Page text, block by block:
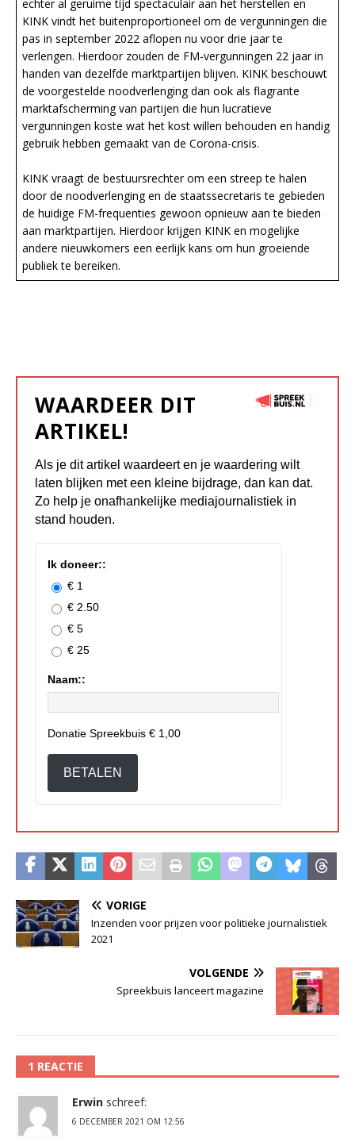
echter al geruime tijd spectaculair aan het herstellen en
KINK vindt het buitenproportioneel om de vergunningen die
pas in september 2022 aflopen nu voor drie jaar te
verlengen. Hierdoor zouden de FM-vergunningen 22 jaar in
handen van dezelfde marktpartijen blijven. KINK beschouwt
de voorgestelde noodverlenging dan ook als flagrante
marktafscherming van partijen die hun lucratieve
vergunningen koste wat het kost willen behouden en handig
gebruik hebben gemaakt van de Corona-crisis.
KINK vraagt de bestuursrechter om een streep te halen
door de noodverlenging en de staatssecretaris te gebieden
de huidige FM-frequenties gewoon opnieuw aan te bieden
aan marktpartijen. Hierdoor krijgen KINK en mogelijke
andere nieuwkomers een eerlijk kans om hun groeiende
publiek te bereiken.
WAARDEER DIT
ARTIKEL!
Als je dit artikel waardeert en je waardering wilt
laten blijken met een kleine bijdrage, dan kan dat.
Zo help je onafhankelijke mediajournalistiek in
stand houden.
Ik doneer::
€ 1
€ 2.50
€ 5
€ 25
Naam::
Donatie Spreekbuis € 1,00
BETALEN
VORIGE
Inzenden voor prijzen voor politieke journalistiek
2021
VOLGENDE
Spreekbuis lanceert magazine
1 REACTIE
Erwin schreef:
6 DECEMBER 2021 OM 12:56